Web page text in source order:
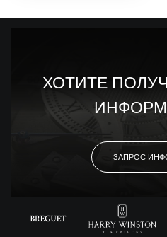
ХОТИТЕ
ЗАПРОС